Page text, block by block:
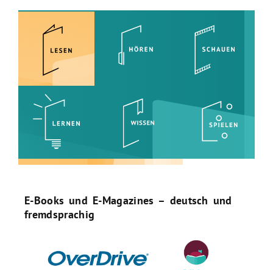
E-Books und E-Magazines – deutsch und
fremdsprachig